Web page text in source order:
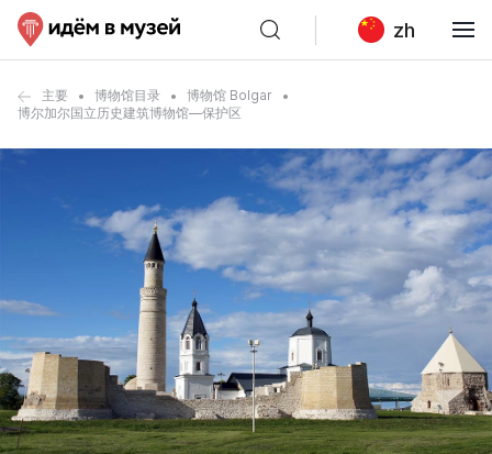
zh
主要 博物馆目录
博物馆 Bolgar
博尔加尔国立历史建筑博物馆—保护区